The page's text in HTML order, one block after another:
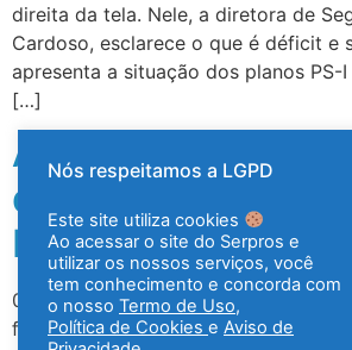
direita da tela. Nele, a diretora de
Cardoso, esclarece o que é déficit e
apresenta a situação dos planos PS-
[…]
Assista ao
do ‘Canal direto
Diretoria’
06/02/2018 Como combinado,
fevereiro, publicamos o segundo
Nós respeitamos a LGPD
Este site utiliza cookies
Ao acessar o site do Serpros e
utilizar os nossos serviços, você
tem conhecimento e concorda com
o nosso Termo de Uso,
Política de Cookies e Aviso de